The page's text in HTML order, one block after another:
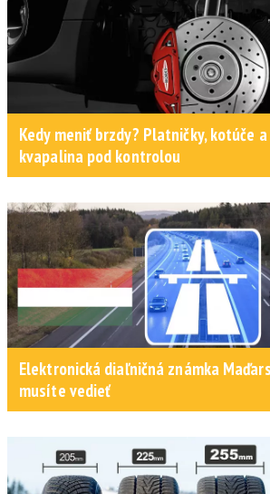
Kedy meniť brzdy? Platničky, kotúče
kvapalina pod kontrolou
Elektronická diaľničná známka
musíte vedieť